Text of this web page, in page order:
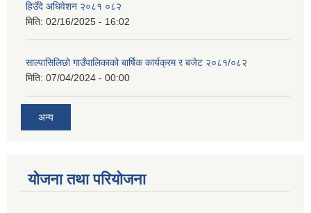
हिउँदे अधिवेशन २०८१ ०८२
मिति: 02/16/2025 - 16:02
साल्पासिलिछो गाउँपालिकाको बार्षिक कार्यक्रम र बजेट २०८१/०८२
मिति: 07/04/2024 - 00:00
अन्य
योजना तथा परियोजना